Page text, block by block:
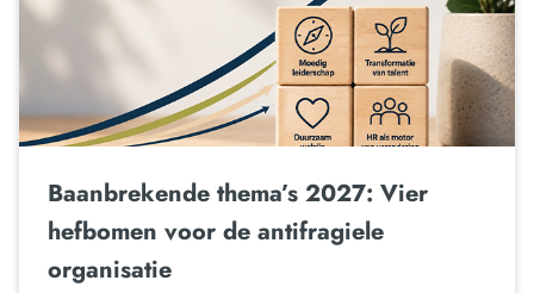
Baanbrekende thema’s 2027: Vier
hefbomen voor de antifragiele
organisatie